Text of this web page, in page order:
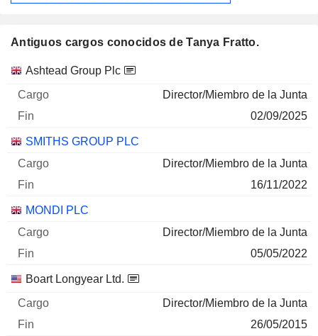
Antiguos cargos conocidos de Tanya Fratto.
Empresas Cargo Fin
Ashtead Group Plc
Director/Miembro de la Junta
02/09/2025
SMITHS GROUP PLC
Director/Miembro de la Junta
16/11/2022
MONDI PLC
Director/Miembro de la Junta
05/05/2022
Boart Longyear Ltd.
Director/Miembro de la Junta
26/05/2015